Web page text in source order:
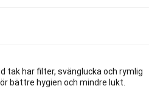
tak har filter, svänglucka och rymlig
bättre hygien och mindre lukt.